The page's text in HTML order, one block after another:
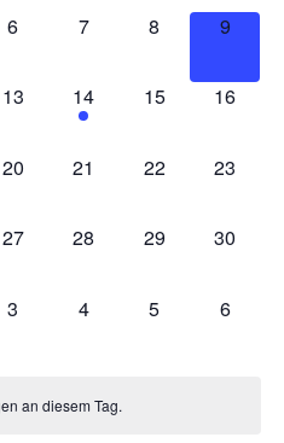
0
6
0
7
0
8
0
9
0
VERANSTALTUNGEN,
13
1
VERANSTALTUNG,
14
0
15
0
16
0
20
0
21
0
22
0
23
0
27
0
28
0
29
0
30
0
3
0
4
0
5
0
6
an diesem Tag.